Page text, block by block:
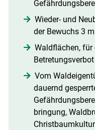
Wieder- und
der Bewuchs 3
Waldflächen, für
Vom
dauernd
bringung,